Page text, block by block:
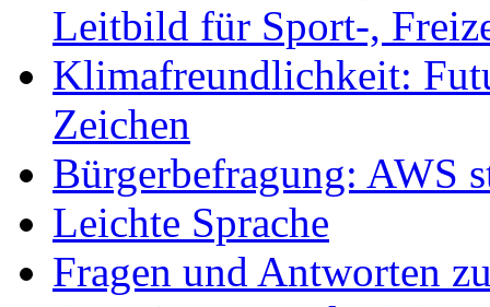
Leitbild für Sport-,
Klimafreundlichkeit:
Zeichen
Bürgerbefragung: AWS
Leichte Sprache
Fragen und Antworten